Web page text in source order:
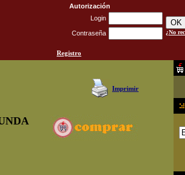
Autorización
Login
Contraseña ¿No
Registro
Imprimir